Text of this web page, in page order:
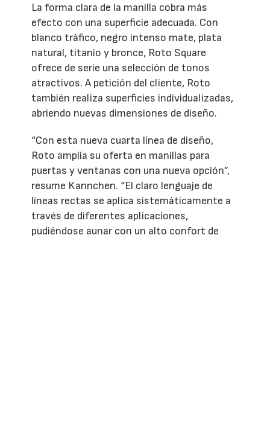
La forma clara de la manilla cobra más
efecto con una superficie adecuada. Con
blanco tráfico, negro intenso mate, plata
natural, titanio y bronce, Roto Square
ofrece de serie una selección de tonos
atractivos. A petición del cliente, Roto
también realiza superficies individualizadas,
abriendo nuevas dimensiones de diseño.
“Con esta nueva cuarta línea de diseño,
Roto amplía su oferta en manillas para
puertas y ventanas con una nueva opción”,
resume Kannchen. “El claro lenguaje de
líneas rectas se aplica sistemáticamente a
través de diferentes aplicaciones,
pudiéndose aunar con un alto confort de